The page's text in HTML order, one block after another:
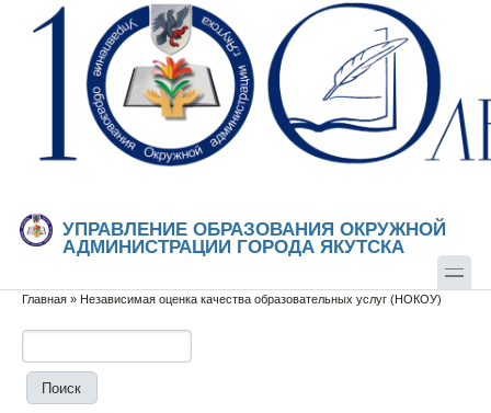
Перейти к основному содержанию
Skip to search
УПРАВЛЕНИЕ ОБРАЗОВАНИЯ ОКРУЖНОЙ
АДМИНИСТРАЦИИ ГОРОДА ЯКУТСКА
Вы здесь
Главная » Независимая оценка качества образовательных услуг (НОКОУ)